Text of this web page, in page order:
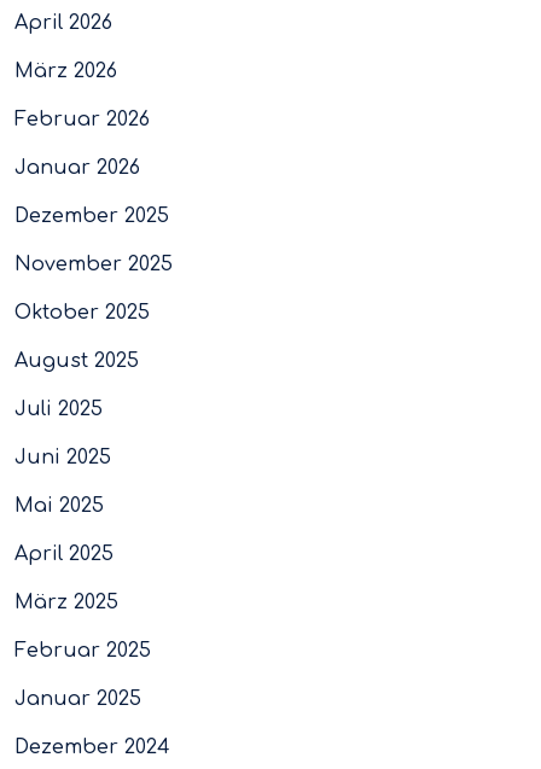
April 2026
März 2026
Februar 2026
Januar 2026
Dezember 2025
November 2025
Oktober 2025
August 2025
Juli 2025
Juni 2025
Mai 2025
April 2025
März 2025
Februar 2025
Januar 2025
Dezember 2024